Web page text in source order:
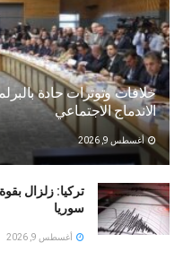
خلافات وتوترات حادة
الاندماج الاجتماعي
أغسطس 9, 2026
سوريا
أغسطس 9, 2026